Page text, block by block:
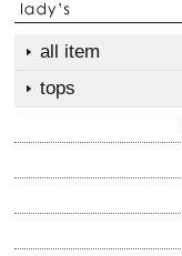
all item
tops